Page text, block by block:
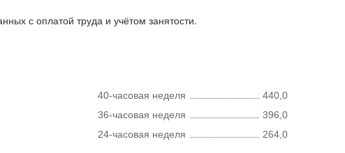
с оплатой труда и учётом занятости.
40-часовая неделя
440,0
36-часовая неделя
396,0
24-часовая неделя
264,0